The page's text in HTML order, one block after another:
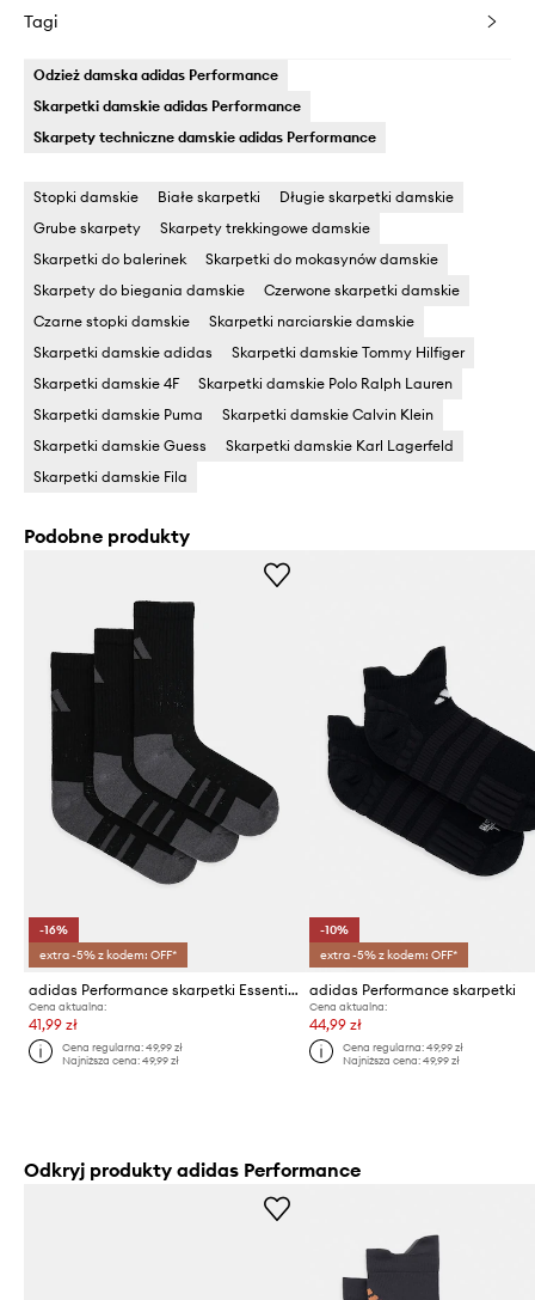
Tagi
Odzież damska adidas Performance
Skarpetki damskie adidas Performance
Skarpety techniczne damskie adidas Performance
Stopki damskie Białe skarpetki
Długie skarpetki damskie
Grube skarpety
Skarpety trekkingowe damskie
Skarpetki do balerinek
Skarpetki do mokasynów damskie
Skarpety do biegania damskie
Czerwone skarpetki damskie
Czarne stopki damskie
Skarpetki narciarskie damskie
Skarpetki damskie adidas
Skarpetki damskie Tommy Hilfiger
Skarpetki damskie 4F
Skarpetki damskie Polo Ralph Lauren
Skarpetki damskie Puma
Skarpetki damskie Calvin Klein
Skarpetki damskie Guess
Skarpetki damskie Karl Lagerfeld
Skarpetki damskie Fila
Podobne produkty
-16%
extra -5% z kodem: OFF*
adidas Performance skarpetki Essentials
Cena aktualna:
41,99 zł
Cena regularna:49,99 zł
Najniższa cena:49,99 zł
-10%
extra -5% z kodem: OFF*
adidas Performance skarpetki
Cena aktualna:
44,99 zł
Cena regularna: 49,99 zł
Najniższa cena: 49,99 zł
Odkryj produkty adidas Performance